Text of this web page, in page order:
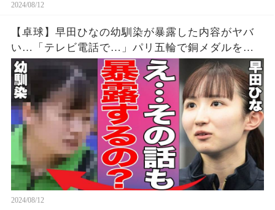
2024/08/12
【卓球】早田ひなの幼馴染が暴露した内容がヤバ
い…「テレビ電話で…」パリ五輪で銅メダルを獲
得した早田選手の幼少期からの親友が明かす衝撃
の事実に驚きを隠せない…【パリオリンピック/女
子シングルス】
2024/08/12